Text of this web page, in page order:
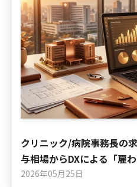
クリニック/病院事務長の
与相場からDXによる「雇
2026年05月25日